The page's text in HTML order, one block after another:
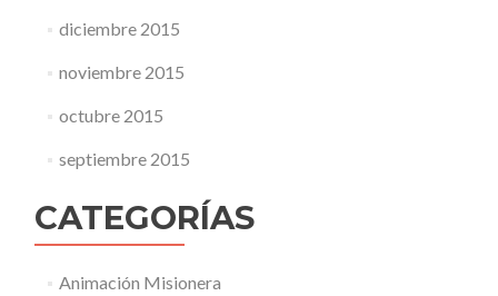
diciembre 2015
noviembre 2015
octubre 2015
septiembre 2015
CATEGORÍAS
Animación Misionera